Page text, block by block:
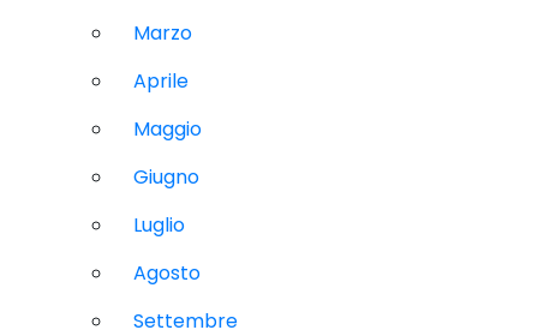
Marzo
Aprile
Maggio
Giugno
Luglio
Agosto
Settembre